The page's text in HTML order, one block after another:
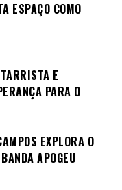
ESPAÇO COMO
E
PARA O
EXPLORA O
APOGEU